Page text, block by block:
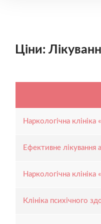
Ціни:
Наркологічна
Ефективне лікування
Наркологічна
Клініка психічного